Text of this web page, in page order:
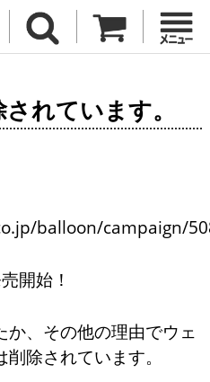
れています。
balloon/campaign/
開始！
、その他の理由でウェ
除されています。